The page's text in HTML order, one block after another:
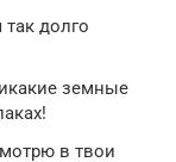
долго
земные
в твои